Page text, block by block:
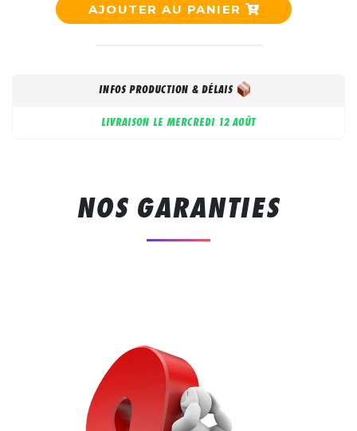
AJOUTER AU PANIER
INFOS PRODUCTION & DÉLAIS
LIVRAISON LE MERCREDI 12 AOÛT
NOS GARANTIES